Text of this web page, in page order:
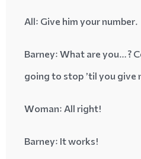
.All
: Give him your number
Barney: What are you…?
going to stop ’til you give
!Woman
: All right
!Barney
: It works